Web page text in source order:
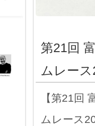
第21回
ムレー
【第21回
ムレース